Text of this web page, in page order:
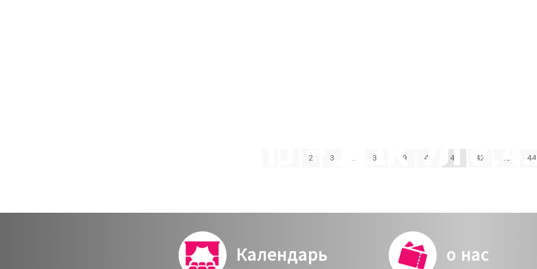
רקויאם לעולם 8.4.24 תל אביב – כרטיס רגיל
2 3 … 38 39 40 41 42 43 44
Календарь о нас